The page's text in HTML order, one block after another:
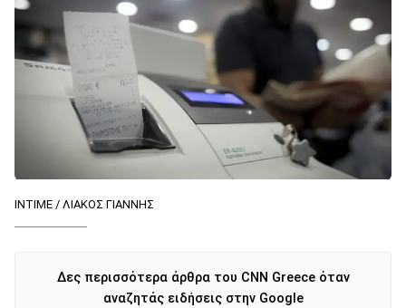
INTIME / ΛΙΑΚΟΣ ΓΙΑΝΝΗΣ
Δες περισσότερα άρθρα του CNN Greece όταν
αναζητάς ειδήσεις στην Google